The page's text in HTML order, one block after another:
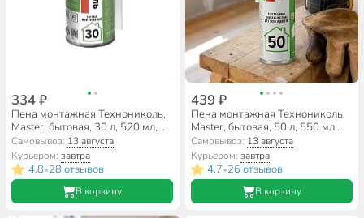
334 ₽
Пена монтажная Технониколь,
Master, бытовая, 30 л, 520 мл,
всесезонная, 060018
Самовывоз: 13 августа
Курьером:завтра
4.8•28 отзывов
В корзину
439 ₽
Пена монтажная Технониколь,
Master, бытовая, 50 л, 550 мл,
всесезонная, 625508
Самовывоз: 13 августа
Курьером: завтра
4.7•26 отзывов
В корзину